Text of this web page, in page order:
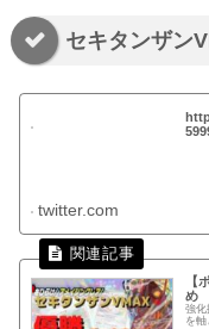
セキタンザン
twitter.com
【
め
強化
を軸